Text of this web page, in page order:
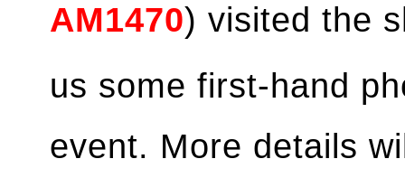
AM1470) visited the
us some first-hand
event. More details